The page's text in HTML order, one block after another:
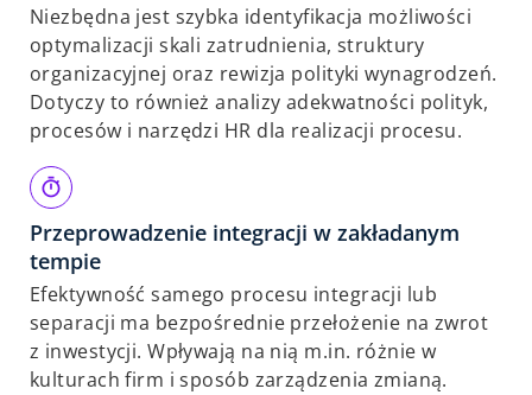
Niezbędna jest szybka identyfikacja możliwości
optymalizacji skali zatrudnienia, struktury
organizacyjnej oraz rewizja polityki wynagrodzeń.
Dotyczy to również analizy adekwatności polityk,
procesów i narzędzi HR dla realizacji procesu.
Przeprowadzenie integracji w zakładanym
tempie
Efektywność samego procesu integracji lub
separacji ma bezpośrednie przełożenie na zwrot
z inwestycji. Wpływają na nią m.in. różnie w
kulturach firm i sposób zarządzenia zmianą.